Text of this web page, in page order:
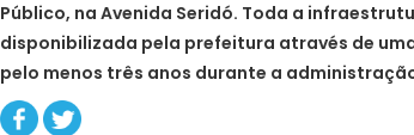
Público, na Avenida Seridó. Toda a
disponibilizada pela prefeitura através de
pelo menos três anos durante a